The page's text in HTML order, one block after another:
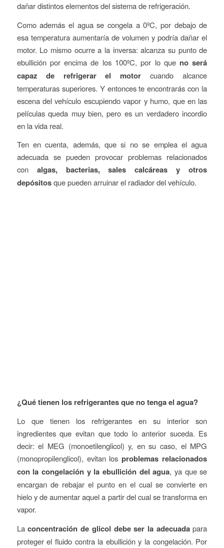
dañar distintos elementos del sistema de refrigeración.
Como además el agua se congela a 0ºC, por debajo de
esa temperatura aumentaría de volumen y podría dañar el
motor. Lo mismo ocurre a la inversa: alcanza su punto de
ebullición por encima de los 100ºC, por lo que no será
capaz de refrigerar el motor cuando alcance
temperaturas superiores. Y entonces te encontrarás con la
escena del vehículo escupiendo vapor y humo, que en las
películas queda muy bien, pero es un verdadero incordio
en la vida real.
Ten en cuenta, además, que si no se emplea el agua
adecuada se pueden provocar problemas relacionados
con algas, bacterias, sales calcáreas y otros
depósitosque pueden arruinar el radiador del vehículo.
¿Qué tienen los refrigerantes que no tenga el agua?
Lo que tienen los refrigerantes en su interior son
ingredientes que evitan que todo lo anterior suceda. Es
decir: el MEG (monoetilenglicol) y, en su caso, el MPG
(monopropilenglicol), evitan losproblemas relacionados
con la congelación y la ebullición del agua, ya que se
encargan de rebajar el punto en el cual se convierte en
hielo y de aumentar aquel a partir del cual se transforma en
vapor.
Laconcentración de glicol debe ser la adecuadapara
proteger el fluido contra la ebullición y la congelación. Por